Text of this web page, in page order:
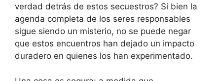
verdad detrás de estos secuestros? Si bien la
agenda completa de los seres responsables
sigue siendo un misterio, no se puede negar
que estos encuentros han dejado un impacto
duradero en quienes los han experimentado.